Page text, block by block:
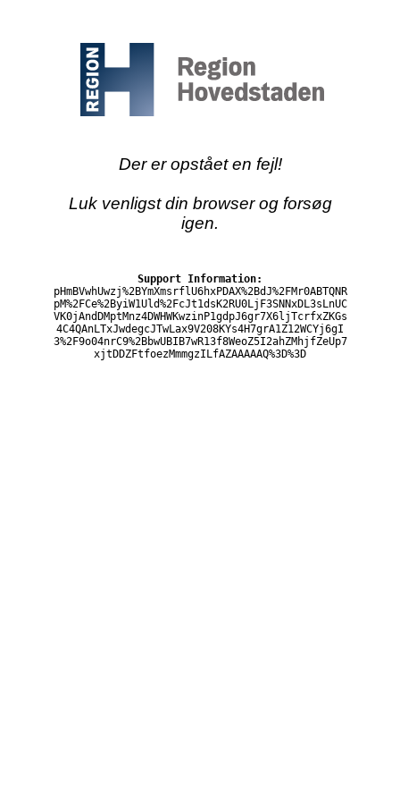
Der er opstået en fejl!
Luk venligst din browser og forsøg
igen.
Support Information:
pHmBVwhUwzj%2BYmXmsrflU6hxPDAX%2BdJ%2FMr0ABTQNR
pM%2FCe%2ByiW1Uld%2FcJt1dsK2RU0LjF3SNNxDL3sLnUC
VK0jAndDMptMnz4DWHWKwzinP1gdpJ6gr7X6ljTcrfxZKGs
4C4QAnLTxJwdegcJTwLax9V208KYs4H7grA1Z12WCYj6gI
3%2F9o04nrC9%2BbwUBIB7wR13f8WeoZ5I2ahZMhjfZeUp7
xjtDDZFtfoezMmmgzILfAZAAAAAQ%3D%3D